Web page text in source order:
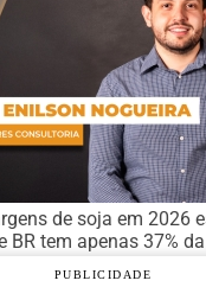
de soja em 2026
BR tem apenas 37%
PUBLICIDADE